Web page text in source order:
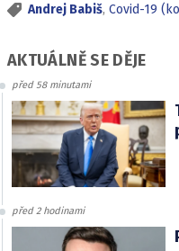
Andrej Babiš, Covid-19
AKTUÁLNĚ SE DĚJE
před 58 minutami
před 2 hodinami